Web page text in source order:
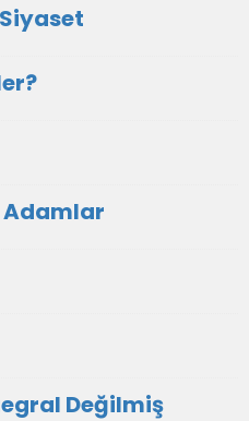
Adamlar
Değilmiş